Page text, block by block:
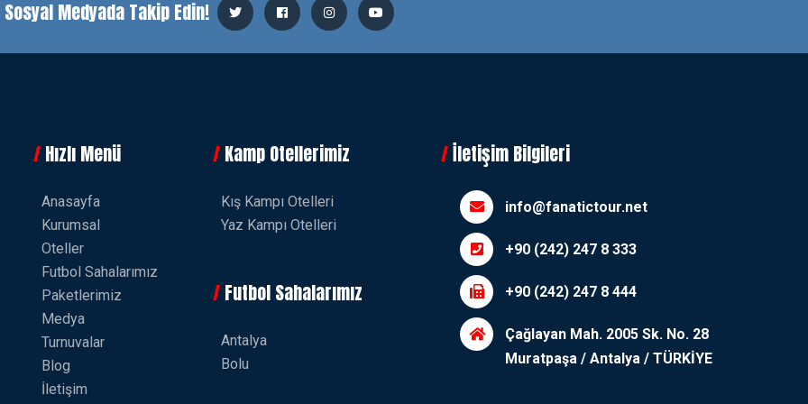
Medyada Takip Edin!
Hızlı Menü
Anasayfa
Kurumsal
Oteller
Futbol Sahalarımız
Paketlerimiz
Medya
Turnuvalar
Blog
İletişim
Kamp Otellerimiz
Kış Kampı Otelleri
Yaz Kampı Otelleri
Futbol Sahalarımız
Antalya
Bolu
İletişim Bilgileri
info@fanatictour.net
+90 (242) 247 8 333
+90 (242) 247 8 444
Çağlayan Mah. 2005 Sk. No. 28
Muratpaşa / Antalya / TÜRKİYE